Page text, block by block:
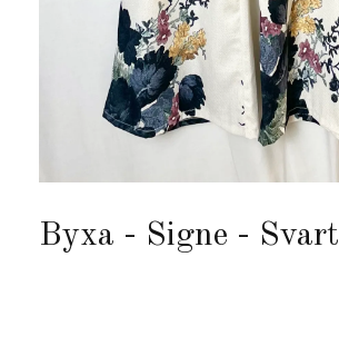
Byxa - Signe - Svart